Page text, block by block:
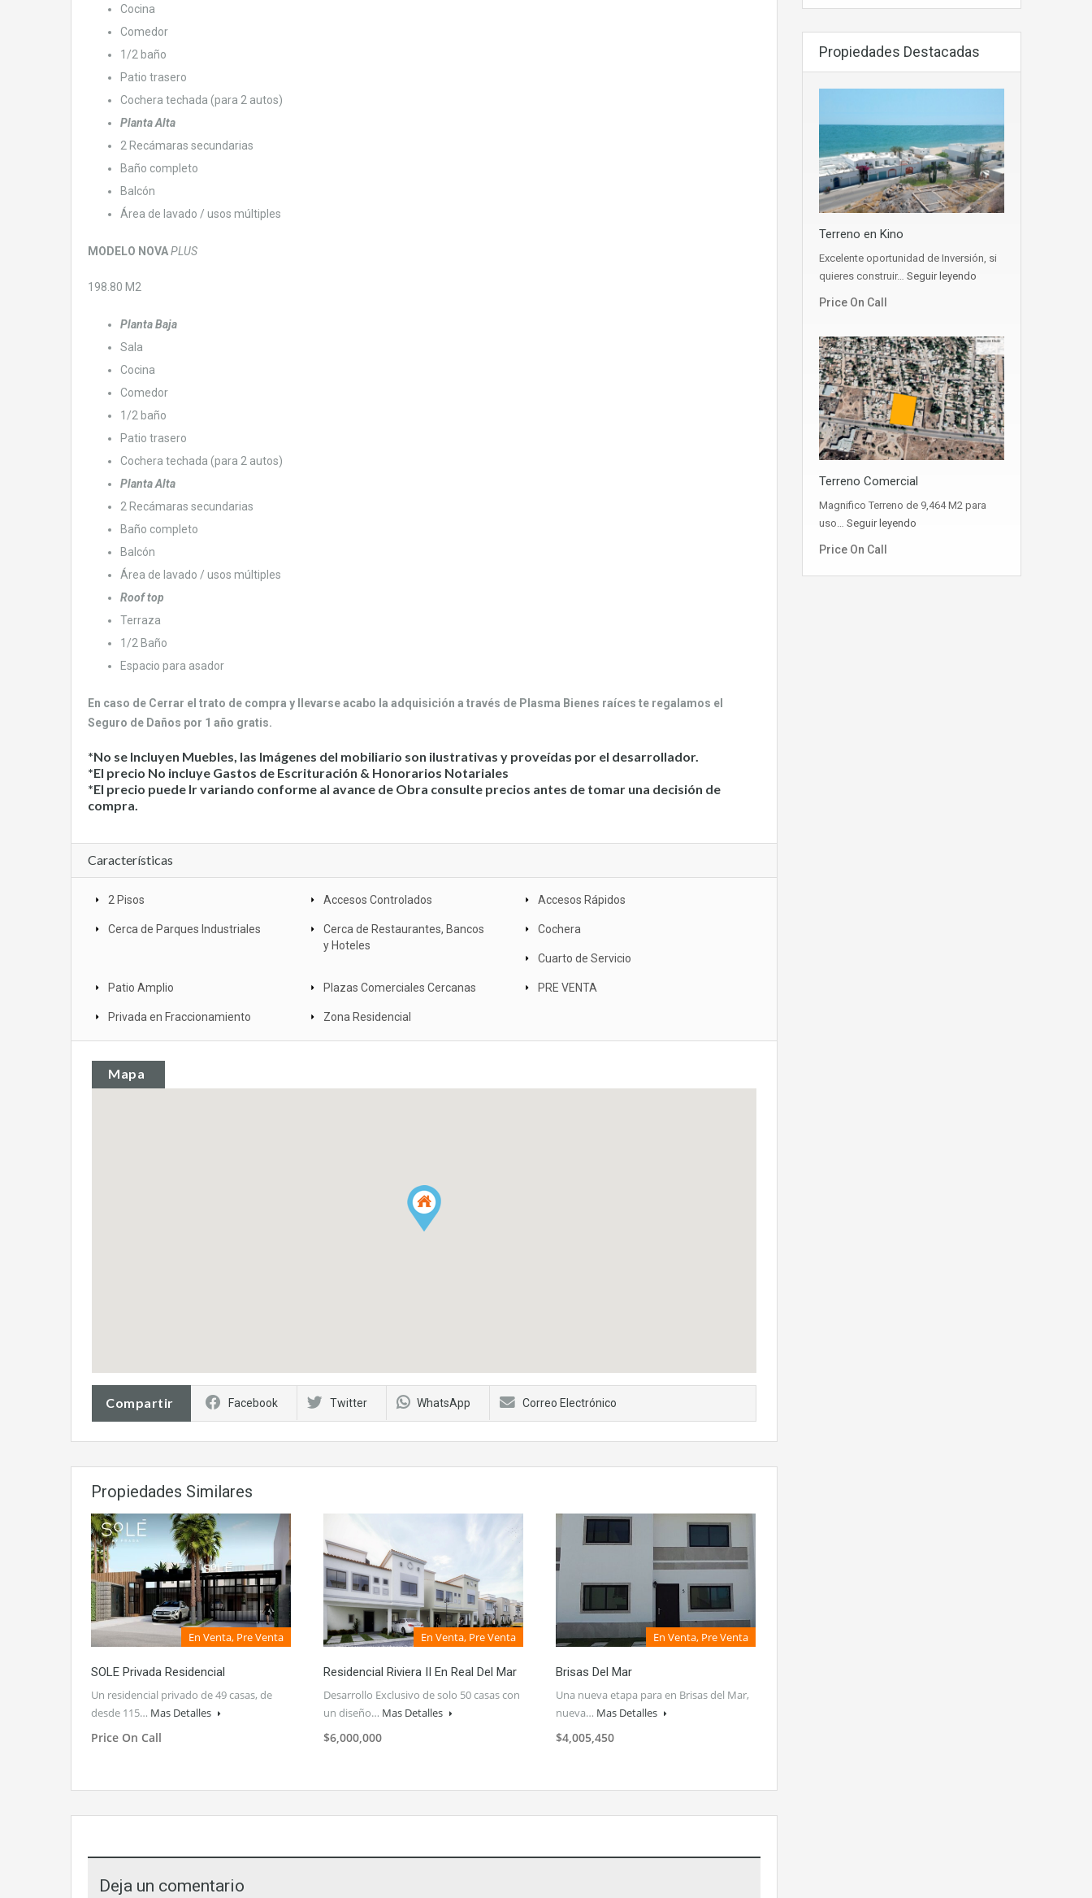
Cocina
Comedor
1/2 baño
Patio trasero
Cochera techada (para 2 autos)
Planta Alta
2 Recámaras secundarias
Baño completo
Balcón
Área de lavado / usos múltiples
MODELO NOVAPLUS
198.80 M2
Planta Baja
Sala
Cocina
Comedor
1/2 baño
Patio trasero
Cochera techada (para 2 autos)
Planta Alta
2 Recámaras secundarias
Baño completo
Balcón
Área de lavado / usos múltiples
Roof top
Terraza
1/2 Baño
Espacio para asador
En caso de Cerrar el trato de compra y llevarse acabo la adquisición a través de Plasma Bienes raíces te regalamos el
Seguro de Daños por 1 año gratis.
*No se Incluyen Muebles, las Imágenes del mobiliario son ilustrativas y proveídas por el desarrollador.
*El precio No incluye Gastos de Escrituración & Honorarios Notariales
*El precio puede Ir variando conforme al avance de Obra consulte precios antes de tomar una decisión de
compra.
Características
2 Pisos Accesos Controlados Accesos Rápidos
Cerca de Parques Industriales
Cerca de Restaurantes, Bancos
y Hoteles
Cochera
Cuarto de Servicio
Patio Amplio Plazas Comerciales Cercanas PRE VENTA
Privada en Fraccionamiento Zona Residencial
Mapa
Compartir Facebook Twitter WhatsApp Correo Electrónico
Propiedades Similares
En Venta, Pre Venta
SOLE Privada Residencial
Un residencial privado de 49 casas, de
desde 115… Mas Detalles
Price On Call
En Venta, Pre Venta
Residencial Riviera II En Real Del Mar
Desarrollo Exclusivo de solo 50 casas con
un diseño… Mas Detalles
$6,000,000
En Venta, Pre Venta
Brisas Del Mar
Una nueva etapa para en Brisas del Mar,
nueva… Mas Detalles
$4,005,450
Deja un comentario
Propiedades Destacadas
Terreno en Kino
Excelente oportunidad de Inversión, si
quieres construir… Seguir leyendo
Price On Call
Terreno Comercial
Magnifico Terreno de 9,464 M2 para
uso… Seguir leyendo
Price On Call